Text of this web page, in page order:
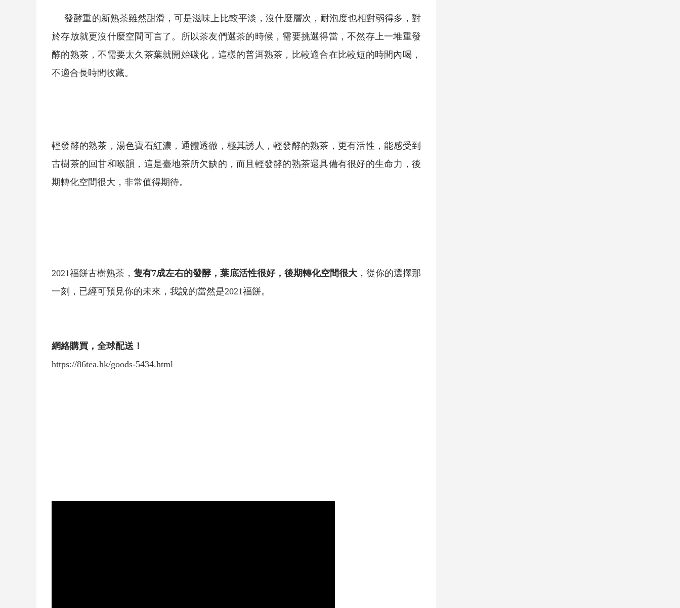
發酵重的新熟茶雖然甜滑，可是滋味上比較平淡，沒什麼層次，耐泡度也相對弱得多，對
於存放就更沒什麼空間可言了。所以茶友們選茶的時候，需要挑選得當，不然存上一堆重發
酵的熟茶 ，不需要太久茶葉就開始碳化，這樣的普洱熟茶 ，比較適合在比較短的時間內喝，
不適合長時間收藏。
輕發酵的熟茶 ，湯色寶石紅濃，通體透徹，極其誘人，輕發酵的熟茶 ，更有活性，能感受到
古樹茶的回甘和喉韻，這是臺地茶所欠缺的，而且輕發酵的熟茶還具備有很好的生命力，後
期轉化空間很大，非常值得期待。
2021福餅古樹熟茶 ，隻有7成左右的發酵，葉底活性很好，後期轉化空間很大，從你的選擇那
一刻，已經可預見你的未來，我說的當然是2021福餅。
網絡購買，全球配送！
https://86tea.hk/goods-5434.html